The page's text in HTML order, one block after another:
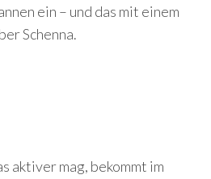
ein – und das mit einem
Schenna.
aktiver mag, bekommt im